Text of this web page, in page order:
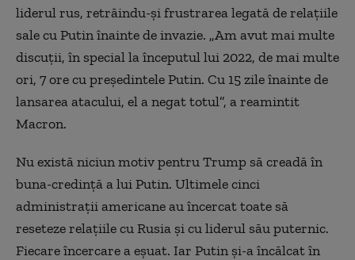
liderul rus, retrăindu-şi frustrarea legată de relaţiile
sale cu Putin înainte de invazie. „Am avut mai multe
discuţii, în special la începutul lui 2022, de mai multe
ori, 7 ore cu preşedintele Putin. Cu 15 zile înainte de
lansarea atacului, el a negat totul”, a reamintit
Macron.
Nu există niciun motiv pentru Trump să creadă în
buna-credinţă a lui Putin. Ultimele cinci
administraţii americane au încercat toate să
reseteze relaţiile cu Rusia şi cu liderul său puternic.
Fiecare încercare a eşuat. Iar Putin şi-a încălcat în